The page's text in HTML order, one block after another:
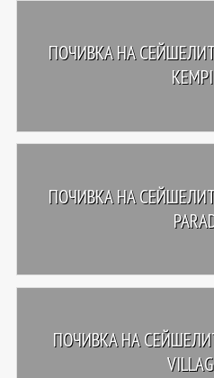
ПОЧИВКА НА
ПОЧИВКА НА
ПОЧИВКА НА